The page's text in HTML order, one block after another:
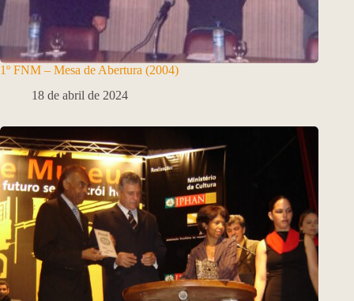
1º FNM – Mesa de Abertura (2004)
18 de abril de 2024